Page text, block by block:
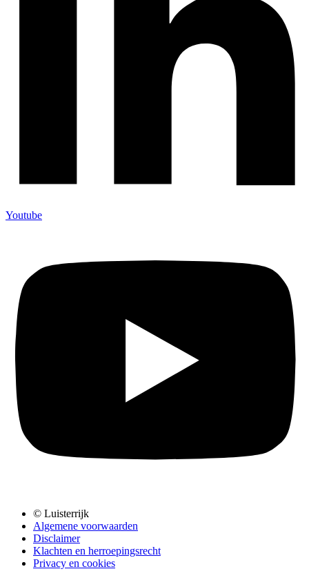
Youtube
© Luisterrijk
Algemene voorwaarden
Disclaimer
Klachten en herroepingsrecht
Privacy en cookies